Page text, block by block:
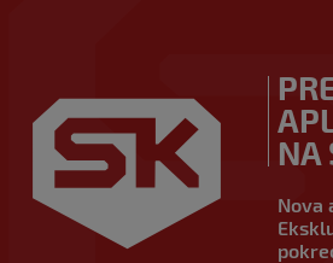
NA
Nova